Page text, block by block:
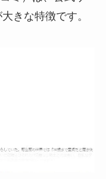
きな特徴です。